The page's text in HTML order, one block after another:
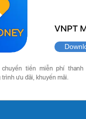
VNPT
chuyển tiền miễn phí
ưu đãi, khuyến mãi.